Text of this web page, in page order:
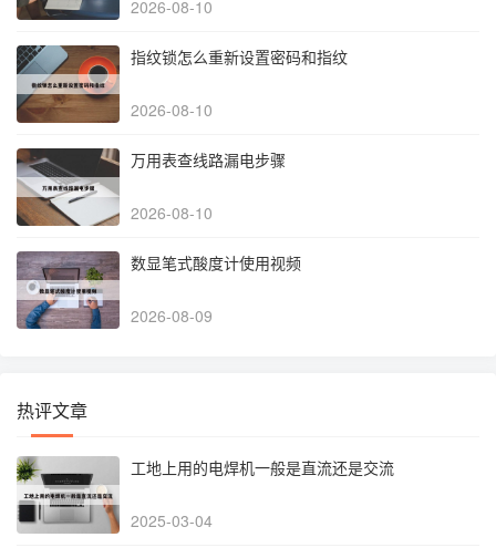
2026-08-10
指纹锁怎么重新设置密码和指纹
2026-08-10
万用表查线路漏电步骤
2026-08-10
数显笔式酸度计使用视频
2026-08-09
热评文章
工地上用的电焊机一般是直流还是交流
2025-03-04